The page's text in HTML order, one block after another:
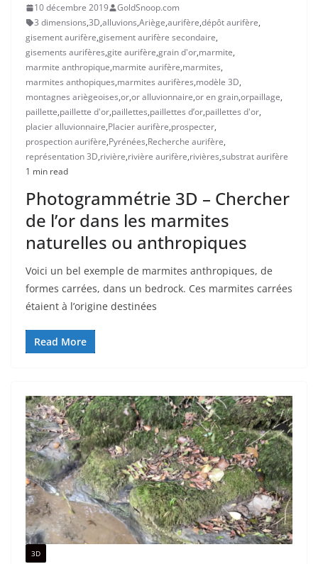
10 décembre 2019
GoldSnoop.com
3 dimensions,3D,alluvions,Ariège,aurifère,dépôt aurifère,
gisement aurifère,gisement aurifère secondaire,
gisements aurifères,gite aurifère,grain d'or,marmite,
marmite anthropique,marmite aurifère,marmites,
marmites anthopiques,marmites aurifères,modèle 3D,
montagnes ariègeoises,or,or alluvionnaire,or en grain,orpaillage,
paillette,paillette d'or,paillettes,paillettes d’or,paillettes d'or,
placier alluvionnaire,Placier aurifère,prospecter,
prospection aurifère,Pyrénées,Recherche aurifère,
représentation 3D,rivière,rivière aurifère,rivières,substrat aurifère
1 min read
Photogrammétrie 3D – Chercher
de l’or dans les marmites
naturelles ou anthropiques
Voici un bel exemple de marmites anthropiques, de
formes carrées, dans un bedrock. Ces marmites carrées
étaient à l’origine destinées
Read More
3D